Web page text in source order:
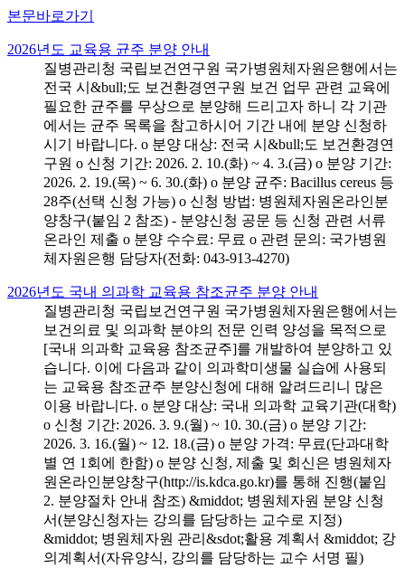
본문바로가기
2026년도 교육용 균주 분양 안내
질병관리청 국립보건연구원 국가병원체자원은행에서는
전국 시&bull;도 보건환경연구원 보건 업무 관련 교육에
필요한 균주를 무상으로 분양해 드리고자 하니 각 기관
에서는 균주 목록을 참고하시어 기간 내에 분양 신청하
시기 바랍니다. o 분양 대상: 전국 시&bull;도 보건환경연
구원 o 신청 기간: 2026. 2. 10.(화) ~ 4. 3.(금) o 분양 기간:
2026. 2. 19.(목) ~ 6. 30.(화) o 분양 균주: Bacillus cereus 등
28주(선택 신청 가능) o 신청 방법: 병원체자원온라인분
양창구(붙임 2 참조) - 분양신청 공문 등 신청 관련 서류
온라인 제출 o 분양 수수료: 무료 o 관련 문의: 국가병원
체자원은행 담당자(전화: 043-913-4270)
2026년도 국내 의과학 교육용 참조균주 분양 안내
질병관리청 국립보건연구원 국가병원체자원은행에서는
보건의료 및 의과학 분야의 전문 인력 양성을 목적으로
[국내 의과학 교육용 참조균주]를 개발하여 분양하고 있
습니다. 이에 다음과 같이 의과학미생물 실습에 사용되
는 교육용 참조균주 분양신청에 대해 알려드리니 많은
이용 바랍니다. o 분양 대상: 국내 의과학 교육기관(대학)
o 신청 기간: 2026. 3. 9.(월) ~ 10. 30.(금) o 분양 기간:
2026. 3. 16.(월) ~ 12. 18.(금) o 분양 가격: 무료(단과대학
별 연 1회에 한함) o 분양 신청, 제출 및 회신은 병원체자
원온라인분양창구(http://is.kdca.go.kr)를 통해 진행(붙임
2. 분양절차 안내 참조) &middot; 병원체자원 분양 신청
서(분양신청자는 강의를 담당하는 교수로 지정)
&middot; 병원체자원 관리&sdot;활용 계획서 &middot; 강
의계획서(자유양식, 강의를 담당하는 교수 서명 필)